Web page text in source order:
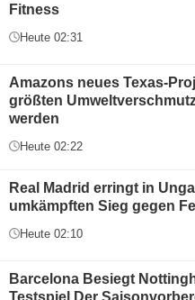
Fitness
Heute 02:31
Amazons neues Texas-
größten
werden
Heute 02:22
Real Madrid erringt in
umkämpften Sieg gegen
Heute 02:10
Barcelona Besiegt
Testspiel Der